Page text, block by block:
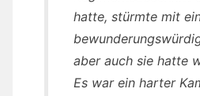
hatte, stürmte mit
aber auch sie hatte
Es war ein harter